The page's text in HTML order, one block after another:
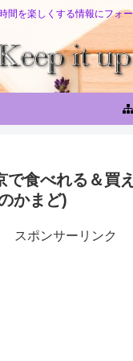
間を楽しくする情報にフォー
で食べれる＆買
かまど)
スポンサーリンク